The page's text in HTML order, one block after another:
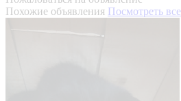
Похожие объявления Посмотреть все